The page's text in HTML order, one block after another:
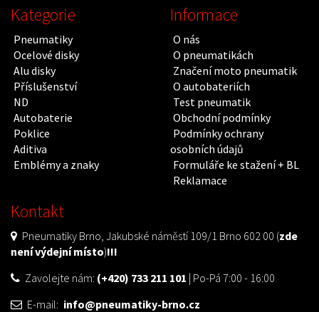
Kategorie
Pneumatiky
Ocelové disky
Alu disky
Příslušenství
ND
Autobaterie
Poklice
Aditiva
Emblémy a znaky
Informace
O nás
O pneumatikách
Značení moto pneumatik
O autobateriích
Test pneumatik
Obchodní podmínky
Podmínky ochrany
osobních údajů
Formuláře ke stažení + BL
Reklamace
Kontakt
Pneumatiky Brno, Jakubské náměstí 109/1 Brno 602 00 (zde
není výdejní místo)!!!
Zavolejte nám: (+420) 733 211 101 | Po-Pá 7:00 - 16:00
E-mail: info@pneumatiky-brno.cz